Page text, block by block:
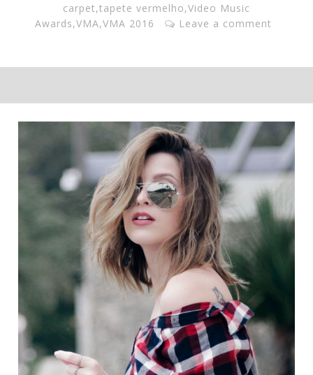
carpet,tapete vermelho,Video Music
Awards,VMA,VMA 2016 Leave a comment